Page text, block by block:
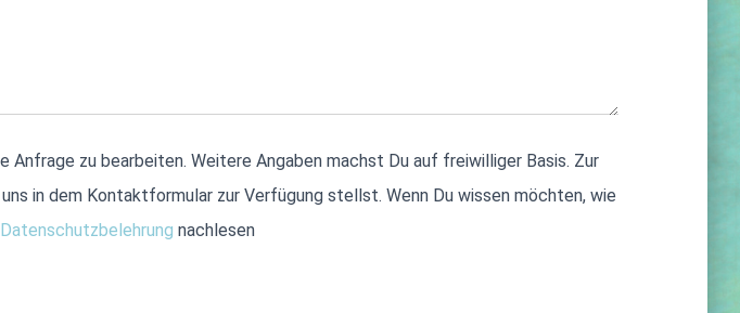
Anfrage zu bearbeiten. Weitere Angaben machst Du auf freiwilliger Basis. Zur
in dem Kontaktformular zur Verfügung stellst. Wenn Du wissen möchten, wie
Datenschutzbelehrung nachlesen